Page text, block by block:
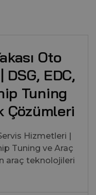
Oto
EDC,
Tuning
Çözümleri
Hizmetleri |
Tuning ve Araç
araç teknolojileri